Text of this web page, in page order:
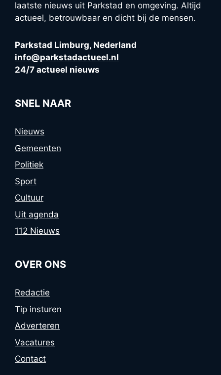
laatste nieuws uit Parkstad en omgeving. Altijd
actueel, betrouwbaar en dicht bij de mensen.
Parkstad Limburg, Nederland
info@parkstadactueel.nl
24/7 actueel nieuws
SNEL NAAR
Nieuws
Gemeenten
Politiek
Sport
Cultuur
Uit agenda
112 Nieuws
OVER ONS
Redactie
Tip insturen
Adverteren
Vacatures
Contact